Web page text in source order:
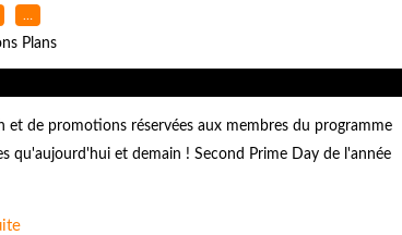
…
Plans
et de promotions réservées aux membres du programme
qu'aujourd'hui et demain ! Second Prime Day de l'année